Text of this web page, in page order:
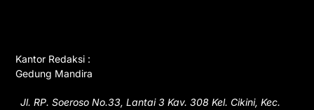
Kantor Redaksi :
Gedung Mandira
Jl. RP. Soeroso No.33, Lantai 3 Kav. 308 Kel. Cikini, Kec.